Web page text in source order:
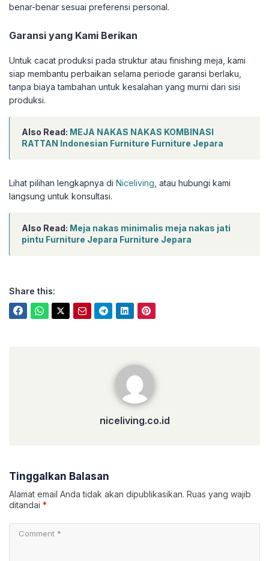
benar-benar sesuai preferensi personal.
Garansi yang Kami Berikan
Untuk cacat produksi pada struktur atau finishing meja, kami
siap membantu perbaikan selama periode garansi berlaku,
tanpa biaya tambahan untuk kesalahan yang murni dari sisi
produksi.
Also Read: MEJA NAKAS NAKAS KOMBINASI
RATTAN Indonesian Furniture Furniture Jepara
Lihat pilihan lengkapnya di Niceliving , atau hubungi kami
langsung untuk konsultasi.
Also Read: Meja nakas minimalis meja nakas jati
pintu Furniture Jepara Furniture Jepara
Share this:
niceliving.co.id
Tinggalkan Balasan
Alamat email Anda tidak akan dipublikasikan. Ruas yang wajib
ditandai *